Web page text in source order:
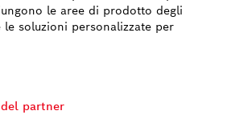
le aree di prodotto degli
soluzioni personalizzate per
partner